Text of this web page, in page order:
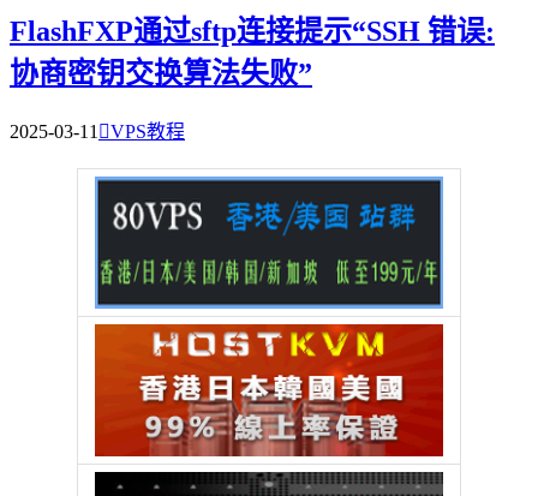
FlashFXP通过sftp连接提示“SSH 错误:
协商密钥交换算法失败”
2025-03-11 VPS教程